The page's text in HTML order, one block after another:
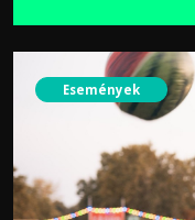
Események